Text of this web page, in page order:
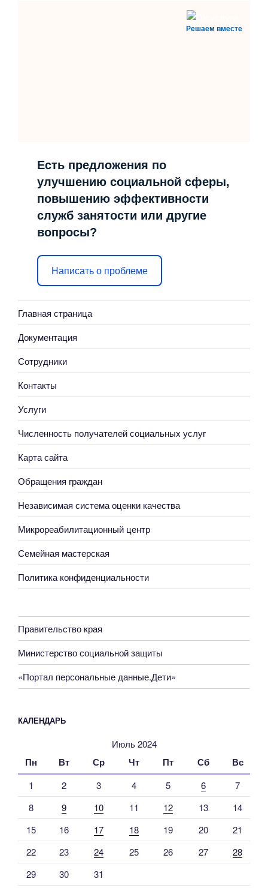
Решаем вместе
Есть предложения по
улучшению социальной сферы,
повышению эффективности
служб занятости или другие
вопросы?
Написать о проблеме
Главная страница
Документация
Сотрудники
Контакты
Услуги
Численность получателей социальных услуг
Карта сайта
Обращения граждан
Независимая система оценки качества
Микрореабилитационный центр
Семейная мастерская
Политика конфиденциальности
Правительство края
Министерство социальной защиты
«Портал персональные данные.Дети»
КАЛЕНДАРЬ
Июль 2024
Пн Вт Ср Чт Пт Сб Вс
1 2 3 4 5 6
7
8
9 10 11 12 13
14
15
16 17 18 19 20
21
22
23 24 25 26 27
28
29
30 31